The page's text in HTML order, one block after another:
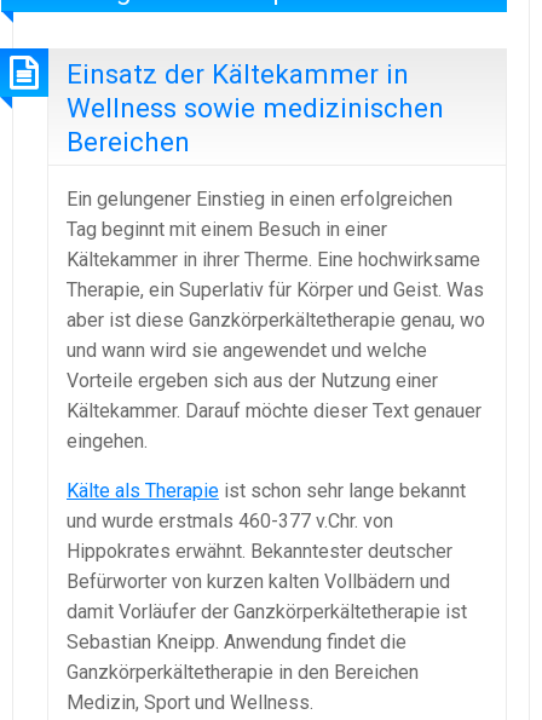
Einsatz der Kältekammer in
Wellness sowie medizinischen
Bereichen
Ein gelungener Einstieg in einen erfolgreichen
Tag beginnt mit einem Besuch in einer
Kältekammer in ihrer Therme. Eine hochwirksame
Therapie, ein Superlativ für Körper und Geist. Was
aber ist diese Ganzkörperkältetherapie genau, wo
und wann wird sie angewendet und welche
Vorteile ergeben sich aus der Nutzung einer
Kältekammer. Darauf möchte dieser Text genauer
eingehen.
Kälte als Therapie ist schon sehr lange bekannt
und wurde erstmals 460-377 v.Chr. von
Hippokrates erwähnt. Bekanntester deutscher
Befürworter von kurzen kalten Vollbädern und
damit Vorläufer der Ganzkörperkältetherapie ist
Sebastian Kneipp. Anwendung findet die
Ganzkörperkältetherapie in den Bereichen
Medizin, Sport und Wellness.